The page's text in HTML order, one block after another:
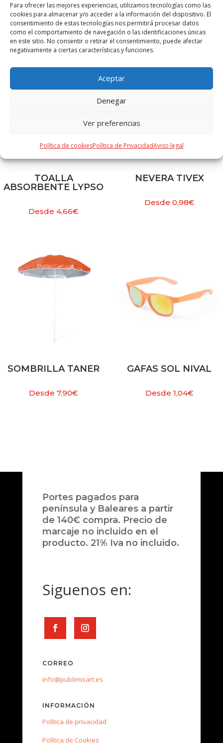
Para ofrecer las mejores experiencias, utilizamos tecnologías como las
cookies para almacenar y/o acceder a la información del dispositivo. El
consentimiento de estas tecnologías nos permitirá procesar datos
como el comportamiento de navegación o las identificaciones únicas
en este sitio. No consentir o retirar el consentimiento, puede afectar
negativamente a ciertas características y funciones.
Aceptar
Denegar
Ver preferencias
Política de cookiesPolítica de PrivacidadAviso legal
PRODUCTOS RELACIONADOS
TOALLA
ABSORBENTE LYPSO
Desde4,66€
NEVERA TIVEX
Desde 0,98€
SOMBRILLA TANER
Desde7,90€
GAFAS SOL NIVAL
Desde 1,04€
Portes pagados para
península y Baleares a partir
de 140€ compra. Precio de
marcaje no incluido en el
producto. 21% Iva no incluido.
Siguenos en:
CORREO
info@publimixart.es
INFORMACIÓN
Política de privacidad
Política de Cookies